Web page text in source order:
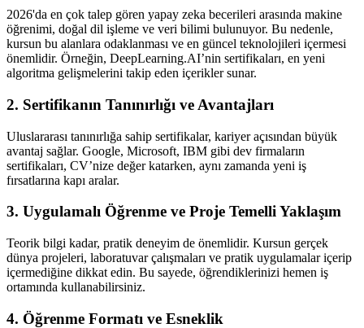
2026'da en çok talep gören yapay zeka becerileri arasında makine
öğrenimi, doğal dil işleme ve veri bilimi bulunuyor. Bu nedenle,
kursun bu alanlara odaklanması ve en güncel teknolojileri içermesi
önemlidir. Örneğin, DeepLearning.AI’nin sertifikaları, en yeni
algoritma gelişmelerini takip eden içerikler sunar.
2. Sertifikanın Tanınırlığı ve Avantajları
Uluslararası tanınırlığa sahip sertifikalar, kariyer açısından büyük
avantaj sağlar. Google, Microsoft, IBM gibi dev firmaların
sertifikaları, CV’nize değer katarken, aynı zamanda yeni iş
fırsatlarına kapı aralar.
3. Uygulamalı Öğrenme ve Proje Temelli Yaklaşım
Teorik bilgi kadar, pratik deneyim de önemlidir. Kursun gerçek
dünya projeleri, laboratuvar çalışmaları ve pratik uygulamalar içerip
içermediğine dikkat edin. Bu sayede, öğrendiklerinizi hemen iş
ortamında kullanabilirsiniz.
4. Öğrenme Formatı ve Esneklik